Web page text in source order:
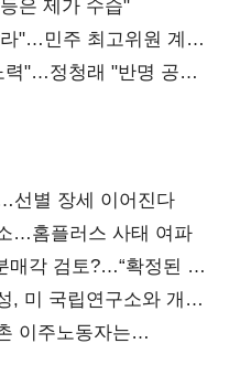
은 제가 수습"
"…민주 최고위원 계파
력"…정청래 "반명 공세
선별 장세 이어진다
…홈플러스 사태 여파
매각 검토?…“확정된 바
, 미 국립연구소와 개발
이주노동자는